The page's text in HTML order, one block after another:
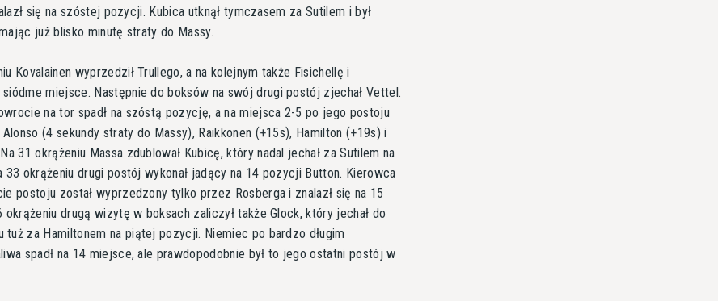
się na szóstej pozycji. Kubica utknął tymczasem za Sutilem i był
już blisko minutę straty do Massy.
Kovalainen wyprzedził Trullego, a na kolejnym także Fisichellę i
siódme miejsce. Następnie do boksów na swój drugi postój zjechał Vettel.
na tor spadł na szóstą pozycję, a na miejsca 2-5 po jego postoju
(4 sekundy straty do Massy), Raikkonen (+15s), Hamilton (+19s) i
31 okrążeniu Massa zdublował Kubicę, który nadal jechał za Sutilem na
33 okrążeniu drugi postój wykonał jadący na 14 pozycji Button. Kierowca
postoju został wyprzedzony tylko przez Rosberga i znalazł się na 15
okrążeniu drugą wizytę w boksach zaliczył także Glock, który jechał do
tuż za Hamiltonem na piątej pozycji. Niemiec po bardzo długim
spadł na 14 miejsce, ale prawdopodobnie był to jego ostatni postój w